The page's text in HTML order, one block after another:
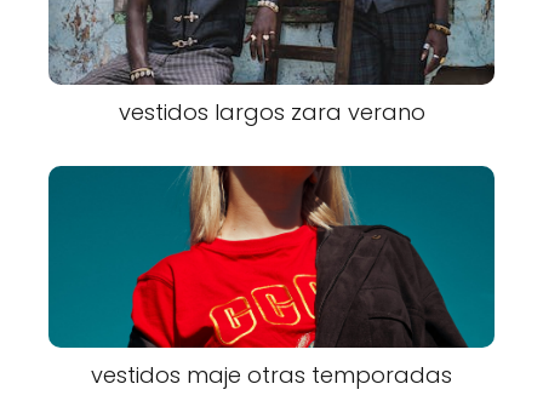
vestidos largos zara verano
vestidos maje otras temporadas